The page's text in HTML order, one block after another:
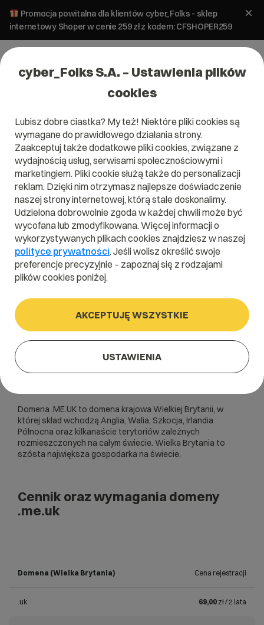
Promocja powitalna dla klientów cyber_Folks - sklep
internetowy Shoper w cenie 259 zł z kodem: CFSHOPER259
Domena .me.uk
Zarejestruj adres www z domeną brytyjską
.me.uk
Szukaj
Domena .ME.UK to domena krajowa Wielkiej Brytanii, w
której skład wchodzą Anglia, Walia, Szkocja, Irlandia
Północna oraz kilkanaście terytoriów zależnych
rozmieszczonych na całym świecie. Wielka Brytania to
szósta największa gospodarka na świecie.
Cennik oraz wymagania domeny
.me.uk
Domena (Wielka Brytania) Cena rejestracji
.uk 69,00 zł / 2 lata
cyber_Folks S.A. – Ustawienia plików
cookies
Lubisz dobre ciastka? My też! Niektóre pliki cookies są
wymagane do prawidłowego działania strony.
Zaakceptuj także dodatkowe pliki cookies, związane z
wydajnością usług, serwisami społecznościowymi i
marketingiem. Pliki cookie służą także do personalizacji
reklam. Dzięki nim otrzymasz najlepsze doświadczenie
naszej strony internetowej, którą stale doskonalimy.
Udzielona dobrowolnie zgoda w każdej chwili może być
wycofana lub zmodyfikowana. Więcej informacji o
wykorzystywanych plikach cookies znajdziesz w naszej
polityce prywatności. Jeśli wolisz określić swoje
preferencje precyzyjnie – zapoznaj się z rodzajami
plików cookies poniżej.
AKCEPTUJĘ WSZYSTKIE
USTAWIENIA